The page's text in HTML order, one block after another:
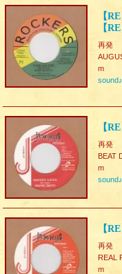
【
【
再発
m
sound♪
【
再発
BEAT
m
sound♪
【
再発
REAL
m